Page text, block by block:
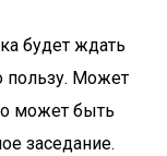
будет ждать
пользу. Может
может быть
заседание.